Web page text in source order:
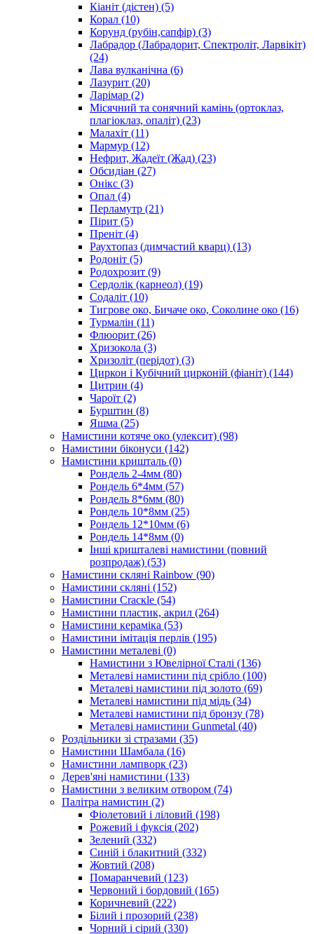
Кіаніт (дістен) (5)
Корал (10)
Корунд (рубін,сапфір) (3)
Лабрадор (Лабрадорит, Спектроліт, Ларвікіт)
(24)
Лава вулканічна (6)
Лазурит (20)
Ларімар (2)
Місячний та сонячний камінь (ортоклаз,
плагіоклаз, опаліт) (23)
Малахіт (11)
Мармур (12)
Нефрит, Жадеїт (Жад) (23)
Обсидіан (27)
Онікс (3)
Опал (4)
Перламутр (21)
Пірит (5)
Преніт (4)
Раухтопаз (димчастий кварц) (13)
Родоніт (5)
Родохрозит (9)
Сердолік (карнеол) (19)
Содаліт (10)
Тигрове око, Бичаче око, Соколине око (16)
Турмалін (11)
Флюорит (26)
Хризокола (3)
Хризоліт (перідот) (3)
Циркон і Кубічний цирконій (фіаніт) (144)
Цитрин (4)
Чароїт (2)
Бурштин (8)
Яшма (25)
Намистини котяче око (улексит) (98)
Намистини біконуси (142)
Намистини кришталь (0)
Рондель 2-4мм (80)
Рондель 6*4мм (57)
Рондель 8*6мм (80)
Рондель 10*8мм (25)
Рондель 12*10мм (6)
Рондель 14*8мм (0)
Інші кришталеві намистини (повний
розпродаж) (53)
Намистини скляні Rainbow (90)
Намистини скляні (152)
Намистини Cracкle (54)
Намистини пластик, акрил (264)
Намистини кераміка (53)
Намистини імітація перлів (195)
Намистини металеві (0)
Намистини з Ювелірної Сталі (136)
Металеві намистини під срібло (100)
Металеві намистини під золото (69)
Металеві намистини під мідь (34)
Металеві намистини під бронзу (78)
Металеві намистини Gunmetal (40)
Роздільники зі стразами (35)
Намистини Шамбала (16)
Намистини лампворк (23)
Дерев'яні намистини (133)
Намистини з великим отвором (74)
Палітра намистин (2)
Фіолетовий і ліловий (198)
Рожевий і фуксія (202)
Зелений (332)
Синій і блакитний (332)
Жовтий (208)
Помаранчевий (123)
Червоний і бордовий (165)
Коричневий (222)
Білий і прозорий (238)
Чорний і сірий (330)